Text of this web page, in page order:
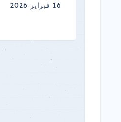
16 فبراير 2026